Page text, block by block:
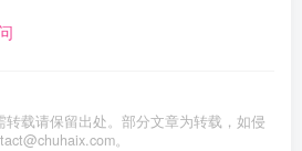
载请保留出处。部分文章为转载，如侵
。